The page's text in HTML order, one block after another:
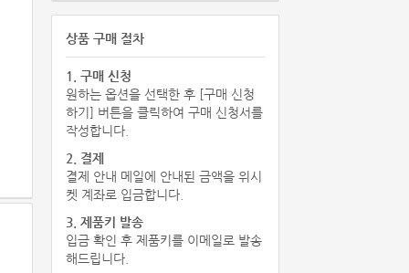
상품 구매 절차
1. 구매 신청
원하는 옵션을 선택한 후 [구매 신청
하기] 버튼을 클릭하여 구매 신청서를
작성합니다.
2. 결제
결제 안내 메일에 안내된 금액을 위시
켓 계좌로 입금합니다.
3. 제품키 발송
입금 확인 후 제품키를 이메일로 발송
해드립니다.